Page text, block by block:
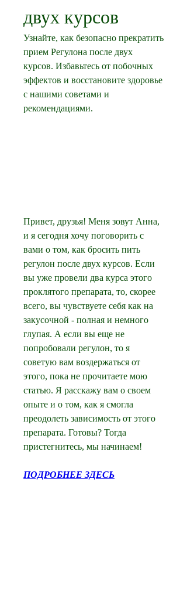
двух курсов
Узнайте, как безопасно прекратить
прием Регулона после двух
курсов. Избавьтесь от побочных
эффектов и восстановите здоровье
с нашими советами и
рекомендациями.
Привет, друзья! Меня зовут Анна,
и я сегодня хочу поговорить с
вами о том, как бросить пить
регулон после двух курсов. Если
вы уже провели два курса этого
проклятого препарата, то, скорее
всего, вы чувствуете себя как на
закусочной - полная и немного
глупая. А если вы еще не
попробовали регулон, то я
советую вам воздержаться от
этого, пока не прочитаете мою
статью. Я расскажу вам о своем
опыте и о том, как я смогла
преодолеть зависимость от этого
препарата. Готовы? Тогда
пристегнитесь, мы начинаем!
ПОДРОБНЕЕ ЗДЕСЬ